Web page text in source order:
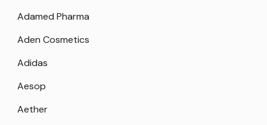
Adamed Pharma
Aden Cosmetics
Adidas
Aesop
Aether